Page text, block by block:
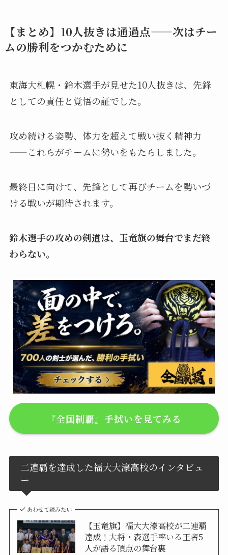
【まとめ】10人抜きは通過点——次はチー
ムの勝利をつかむために
東海大札幌・鈴木選手が見せた10人抜きは、先鋒
としての責任と覚悟の証でした。
攻め続ける姿勢、体力を超えて戦い抜く精神力
——これらがチームに勢いをもたらしました。
最終日に向けて、先鋒として再びチームを勢いづ
ける戦いが期待されます。
鈴木選手の攻めの剣道は、玉竜旗の舞台でまだ終
わらない。
『全国制覇』手拭いを見てみる
二連覇を達成した福大大濠高校のインタビュ
ー
あわせて読みたい
【玉竜旗】福大大濠高校が二連覇
達成！大将・森選手率いる王者5
人が語る頂点の舞台裏